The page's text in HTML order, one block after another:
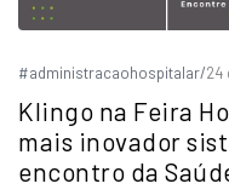
#administracaohospitalar/24
Klingo na Feira
mais inovador
encontro da